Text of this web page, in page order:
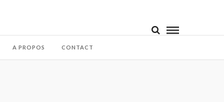
A PROPOS CONTACT